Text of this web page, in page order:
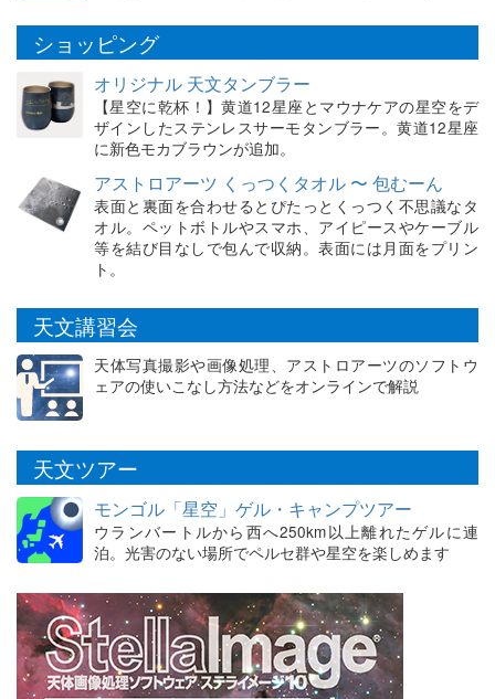
ショッピング
オリジナル 天文タンブラー
【星空に乾杯！】黄道12星座とマウナケアの星空をデ
ザインしたステンレスサーモタンブラー。黄道12星座
に新色モカブラウンが追加。
アストロアーツ くっつくタオル 〜 包むーん
表面と裏面を合わせるとぴたっとくっつく不思議なタ
オル。ペットボトルやスマホ、アイピースやケーブル
等を結び目なしで包んで収納。表面には月面をプリン
ト。
天文講習会
天体写真撮影や画像処理、アストロアーツのソフトウ
ェアの使いこなし方法などをオンラインで解説
天文ツアー
モンゴル「星空」ゲル・キャンプツアー
ウランバートルから西へ250km以上離れたゲルに連
泊。光害のない場所でペルセ群や星空を楽しめます